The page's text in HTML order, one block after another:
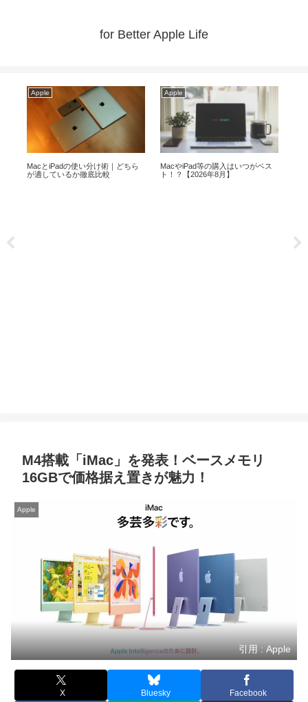
for Better Apple Life
Apple
MacとiPadの使い分け術｜どちら
が適しているか徹底比較
Apple
MacやiPad等の購入はいつがベス
ト！？【2026年8月】
M4搭載「iMac」を発表！ベースメモリ
16GBで価格据え置きが魅力！
Apple
引用 : Apple
X Bluesky Facebook